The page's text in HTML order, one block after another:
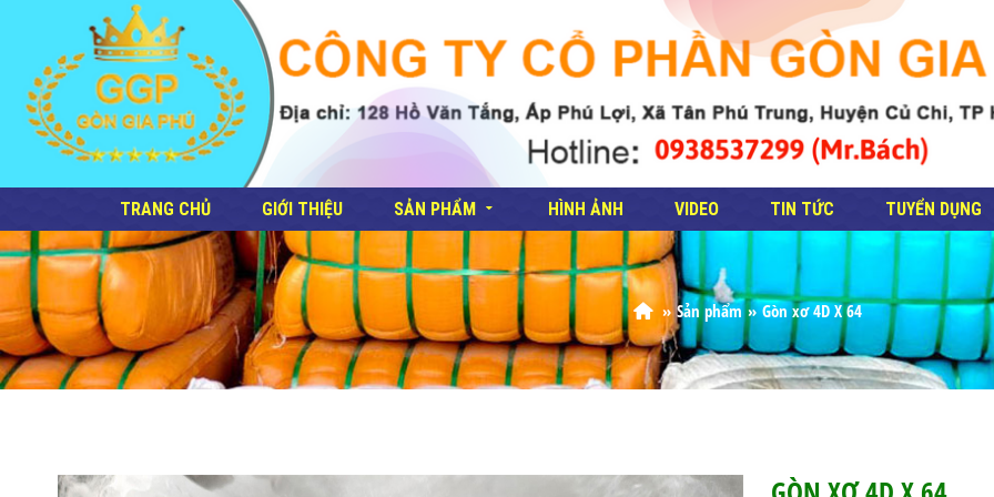
TRANG CHỦ GIỚI THIỆU SẢN PHẨM HÌNH ẢNH VIDEO TIN TỨC TUYỂN DỤNG
Sản phẩm Gòn xơ 4D X 64